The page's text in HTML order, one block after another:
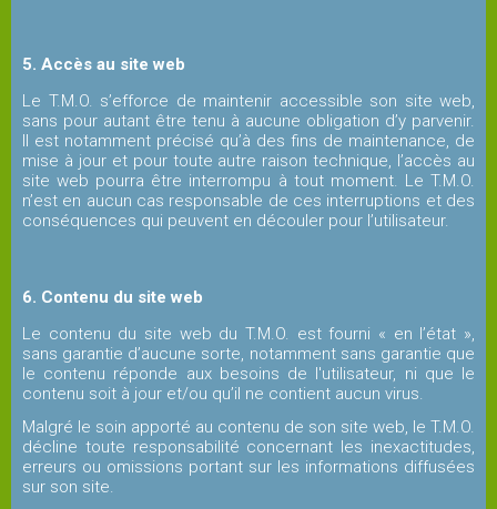
en
parle
Infos
utiles
5. Accès au site web
Le T.M.O. s’efforce de maintenir accessible son site web,
sans pour autant être tenu à aucune obligation d’y parvenir.
Il est notamment précisé qu’à des fins de maintenance, de
mise à jour et pour toute autre raison technique, l’accès au
site web pourra être interrompu à tout moment. Le T.M.O.
n’est en aucun cas responsable de ces interruptions et des
conséquences qui peuvent en découler pour l’utilisateur.
6. Contenu du site web
Le contenu du site web du T.M.O. est fourni « en l’état »,
sans garantie d’aucune sorte, notamment sans garantie que
le contenu réponde aux besoins de l'utilisateur, ni que le
contenu soit à jour et/ou qu’il ne contient aucun virus.
Malgré le soin apporté au contenu de son site web, le T.M.O.
décline toute responsabilité concernant les inexactitudes,
erreurs ou omissions portant sur les informations diffusées
sur son site.